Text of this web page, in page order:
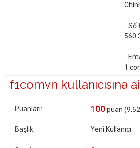
- Số
560
-
f1comvn kullanıcısına
Puanları: 100puan (
Başlık: Yeni Kullanıcı